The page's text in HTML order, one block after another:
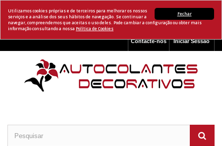
Fechar
Utilizamos cookies próprias e de terceiros para melhorar os nossos
serviços e a análise dos seus hábitos de navegação. Se continuar a
navegar, compreendemos que aceitas o uso deles. Pode cambiar a configuração ou obter mais
informação consultando a nossa Política de Cookies
Iniciar Sessão
Contacte-nos